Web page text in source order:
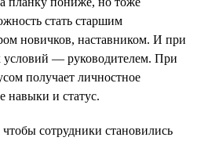
стать старшим
новичков, наставником. И при
— руководителем. При
получает личностное
навыки и статус.
сотрудники становились